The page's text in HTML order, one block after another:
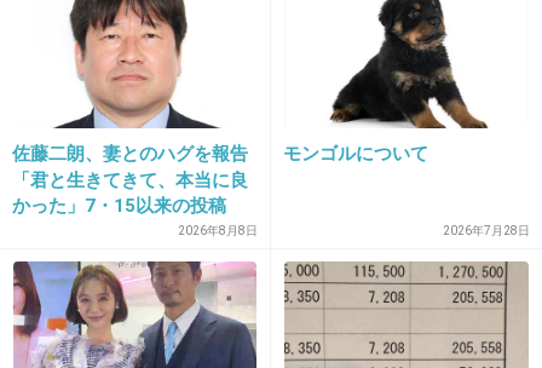
2026/06/03(水) 15:22:58
そんな当たり前のことさえも分からない政党っ
て怖いよね
沖縄の抗議船がサヨクなんて中学生でも知って
+25 -1
佐藤二朗、妻とのハグを報告
「君と生きてきて、本当に良
かった」7・15以来の投稿
「文〇砲より遥かに威力は弱
いが…」
2026年8月8日
モンゴルについて
2026年7月28日